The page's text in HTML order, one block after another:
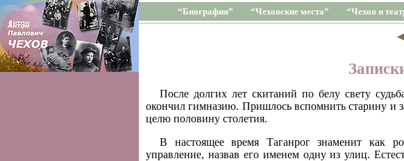
“Биография” “Чеховские места” “Чехов и
После долгих лет скитаний по белу свету
окончил гимназию. Пришлось вспомнить старину и
целю половину столетия.
В настоящее время Таганрог знаменит как
управление, назвав его именем одну из улиц.